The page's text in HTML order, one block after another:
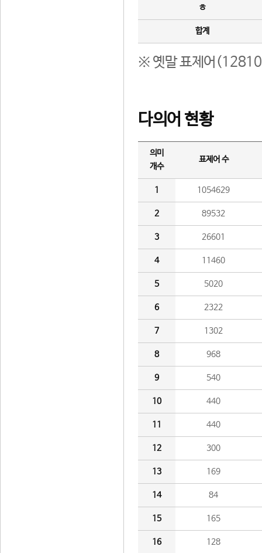
ㅎ
합계
※ 옛말 표제어(12810
다의어 현황
의미
개수
표제어 수
1 1054629
2 89532
3 26601
4 11460
5 5020
6 2322
7 1302
8 968
9 540
10 440
11 440
12 300
13 169
14 84
15 165
16 128